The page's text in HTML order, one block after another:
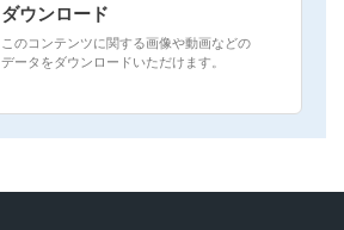
ダウンロード
このコンテンツに関する画像や動画などの
データをダウンロードいただけます。